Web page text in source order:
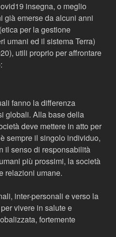
insegna, o meglio
già emerse da alcuni anni
per la gestione
umani ed il sistema Terra)
utili proprio per affrontare
fanno la differenza
globali. Alla base della
deve mettere in atto per
sempre il singolo individuo,
il senso di responsabilità
più prossimi, la società
relazioni umane.
inter-personali e verso la
vivere in salute e
fortemente